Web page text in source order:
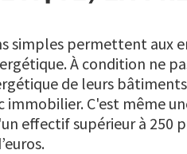
simples permettent aux
À condition ne
de leurs
immobilier. C'est même
effectif supérieur à 250